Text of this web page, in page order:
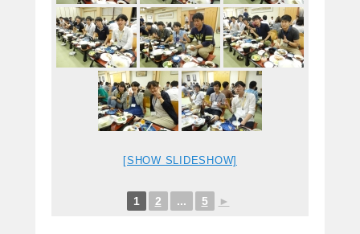
[SHOW SLIDESHOW]
1 2 ... 5 ►